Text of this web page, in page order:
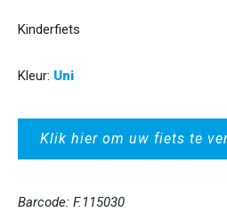
Kinderfiets
Kleur: Uni
Klik hier om uw fiets te
Barcode: F.115030